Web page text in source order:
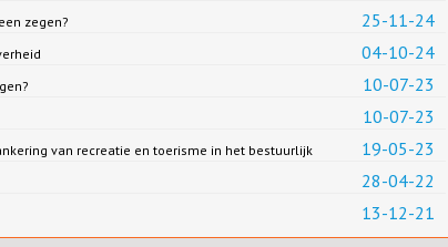
25-11-24
zegen?
04-10-24
10-07-23
10-07-23
19-05-23
van recreatie en toerisme in het bestuurlijk
28-04-22
13-12-21